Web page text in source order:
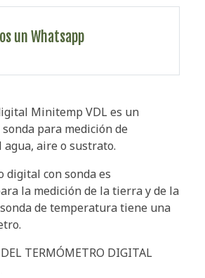
un Whatsapp
Minitemp VDL es un
para medición de
aire o sustrato.
digital con sonda es
la medición de la tierra y de la
de temperatura tiene una
TERMÓMETRO DIGITAL